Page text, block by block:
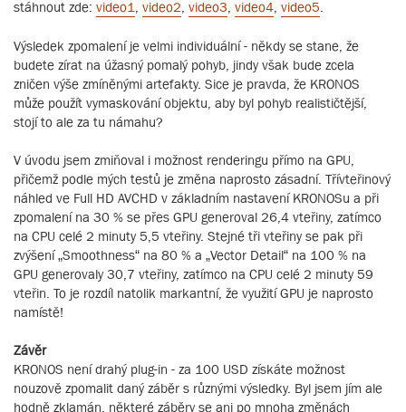
stáhnout zde: video1 video2 video3 video4 video5
Výsledek zpomalení je velmi individuální - někdy se stane, že
budete zírat na úžasný pomalý pohyb, jindy však bude zcela
zničen výše zmíněnými artefakty. Sice je pravda, že KRONOS
může použít vymaskování objektu, aby byl pohyb realističtější,
stojí to ale za tu námahu?
V úvodu jsem zmiňoval i možnost renderingu přímo na GPU,
přičemž podle mých testů je změna naprosto zásadní. Třívteřinový
náhled ve Full HD AVCHD v základním nastavení KRONOSu a při
zpomalení na 30 % se přes GPU generoval 26,4 vteřiny, zatímco
na CPU celé 2 minuty 5,5 vteřiny. Stejné tři vteřiny se pak při
zvýšení „Smoothness“ na 80 % a „Vector Detail“ na 100 % na
GPU generovaly 30,7 vteřiny, zatímco na CPU celé 2 minuty 59
vteřin. To je rozdíl natolik markantní, že využití GPU je naprosto
namístě!
Závěr
KRONOS není drahý plug-in - za 100 USD získáte možnost
nouzově zpomalit daný záběr s různými výsledky. Byl jsem jím ale
hodně zklamán, některé záběry se ani po mnoha změnách